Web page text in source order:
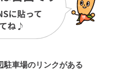
駐車場のリンクがある